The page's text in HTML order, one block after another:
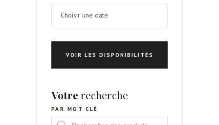
VOIR LES DISPONIBILITÉS
Votrerecherche
PAR MOT CLÉ